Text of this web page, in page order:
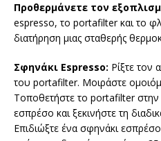
Προθερμάνετε τον
espresso, το portafilter και το
διατήρηση μιας σταθερής
Σφηνάκι Espresso: Ρίξτε τον
του portafilter. Μοιράστε
Τοποθετήστε το portafilter
εσπρέσο και ξεκινήστε τη
Επιδιώξτε ένα σφηνάκι